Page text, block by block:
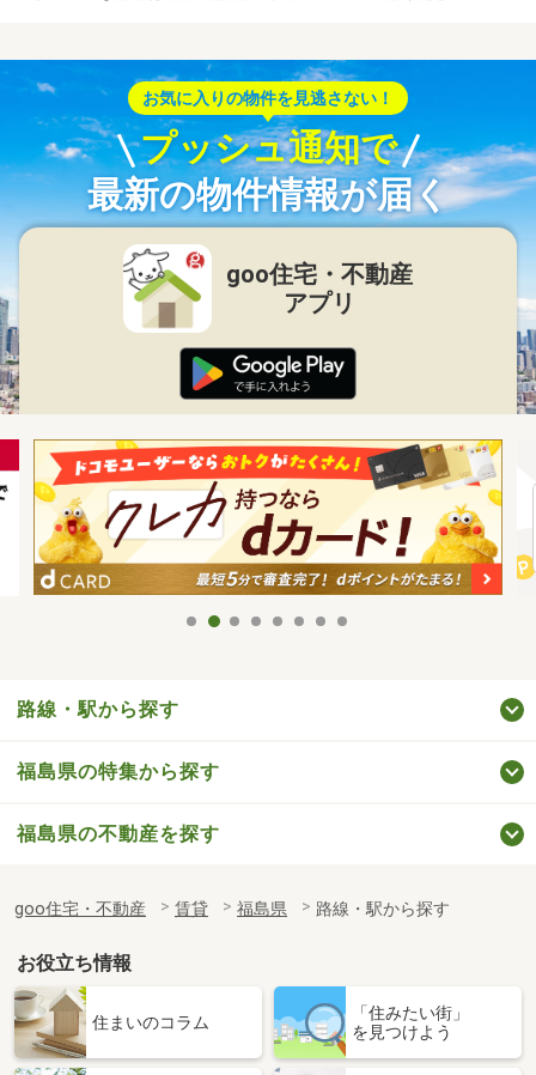
お気に入りの物件を見逃さない！
プッシュ通知で
最新の物件情報が届く
goo住宅・不動産
アプリ
路線・駅から探す
福島県の特集から探す
福島県の不動産を探す
goo住宅・不動産 賃貸 福島県 路線・駅から探す
お役立ち情報
住まいのコラム
「住みたい街」
を見つけよう